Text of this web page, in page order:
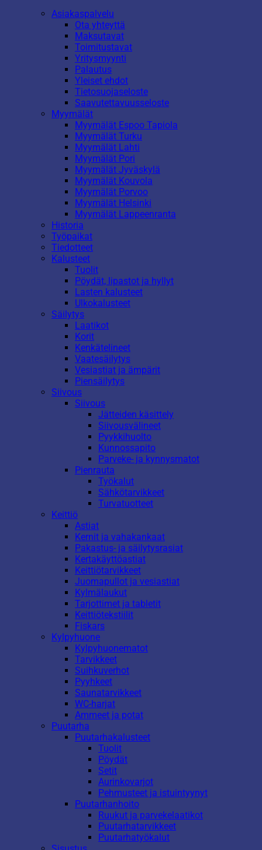
Asiakaspalvelu
Ota yhteyttä
Maksutavat
Toimitustavat
Yritysmyynti
Palautus
Yleiset ehdot
Tietosuojaseloste
Saavutettavuusseloste
Myymälät
Myymälät Espoo Tapiola
Myymälät Turku
Myymälät Lahti
Myymälät Pori
Myymälät Jyväskylä
Myymälät Kouvola
Myymälät Porvoo
Myymälät Helsinki
Myymälät Lappeenranta
Historia
Työpaikat
Tiedotteet
Kalusteet
Tuolit
Pöydät, lipastot ja hyllyt
Lasten kalusteet
Ulkokalusteet
Säilytys
Laatikot
Korit
Kenkätelineet
Vaatesäilytys
Vesiastiat ja ämpärit
Piensäilytys
Siivous
Siivous
Jätteiden käsittely
Siivousvälineet
Pyykkihuolto
Kunnossapito
Parveke- ja kynnysmatot
Pienrauta
Työkalut
Sähkötarvikkeet
Turvatuotteet
Keittiö
Astiat
Kernit ja vahakankaat
Pakastus- ja säilytysrasiat
Kertakäyttöastiat
Keittiötarvikkeet
Juomapullot ja vesiastiat
Kylmälaukut
Tarjottimet ja tabletit
Keittiötekstiilit
Fiskars
Kylpyhuone
Kylpyhuonematot
Tarvikkeet
Suihkuverhot
Pyyhkeet
Saunatarvikkeet
WC-harjat
Ammeet ja potat
Puutarha
Puutarhakalusteet
Tuolit
Pöydät
Setit
Aurinkovarjot
Pehmusteet ja istuintyynyt
Puutarhanhoito
Ruukut ja parvekelaatikot
Puutarhatarvikkeet
Puutarhatyökalut